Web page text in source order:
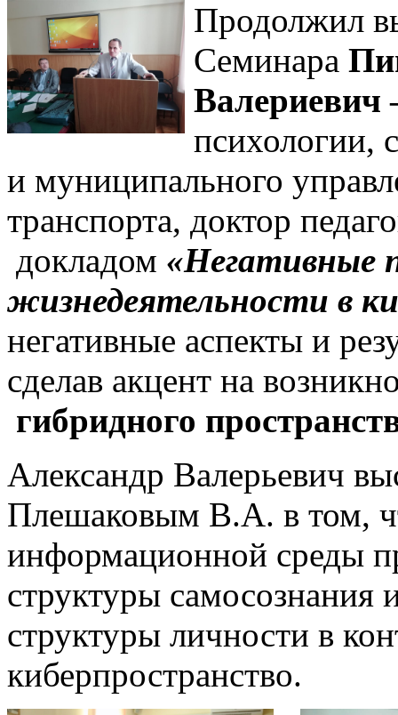
Продолжил
Семинара
Валериевич
психологии,
и муниципального
транспорта, доктор
докладом «Негативные
жизнедеятельности в
негативные аспекты и
сделав акцент на
гибридного
Александр Валерьевич
Плешаковым В.А. в том,
информационной среды
структуры самосознания
структуры личности в
киберпространство.